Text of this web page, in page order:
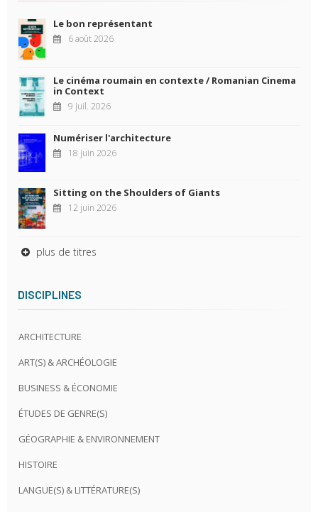
Le bon représentant
6 août 2026
Le cinéma roumain en contexte / Romanian Cinema
in Context
9 juil. 2026
Numériser l'architecture
18 juin 2026
Sitting on the Shoulders of Giants
12 juin 2026
plus de titres
DISCIPLINES
ARCHITECTURE
ART(S) & ARCHÉOLOGIE
BUSINESS & ÉCONOMIE
ÉTUDES DE GENRE(S)
GÉOGRAPHIE & ENVIRONNEMENT
HISTOIRE
LANGUE(S) & LITTÉRATURE(S)